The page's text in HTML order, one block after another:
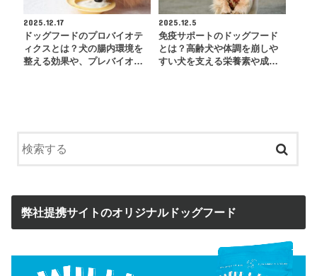
2025.12.17
ドッグフードのプロバイオテ
ィクスとは？犬の腸内環境を
整える効果や、プレバイオ…
2025.12.5
免疫サポートのドッグフード
とは？高齢犬や体調を崩しや
すい犬を支える栄養素や成…
弊社提携サイトのオリジナルドッグフード